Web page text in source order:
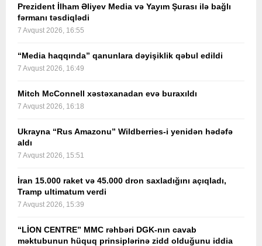
Prezident İlham Əliyev Media və Yayım Şurası ilə bağlı
fərmanı təsdiqlədi
7 Avqust 2026, 16:55
“Media haqqında” qanunlara dəyişiklik qəbul edildi
7 Avqust 2026, 16:49
Mitch McConnell xəstəxanadan evə buraxıldı
7 Avqust 2026, 16:18
Ukrayna “Rus Amazonu” Wildberries-i yenidən hədəfə
aldı
7 Avqust 2026, 15:51
İran 15.000 raket və 45.000 dron saxladığını açıqladı,
Tramp ultimatum verdi
7 Avqust 2026, 15:39
“LİON CENTRE” MMC rəhbəri DGK-nın cavab
məktubunun hüquq prinsiplərinə zidd olduğunu iddia